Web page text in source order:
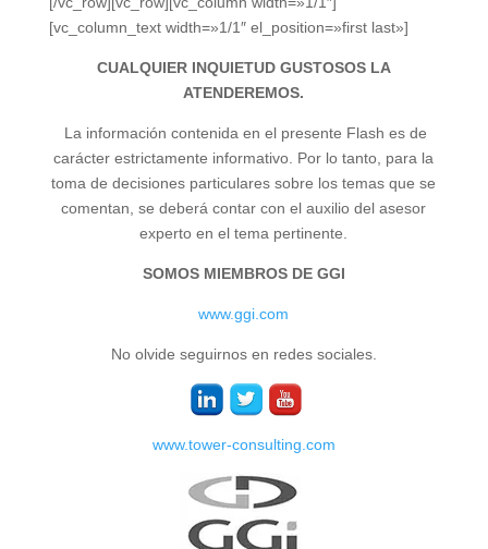
[vc_column_text width=»1/1″ el_position=»first last»]
CUALQUIER INQUIETUD GUSTOSOS LA
ATENDEREMOS.
La información contenida en el presente Flash es de
carácter estrictamente informativo. Por lo tanto, para la
toma de decisiones particulares sobre los temas que se
comentan, se deberá contar con el auxilio del asesor
experto en el tema pertinente.
SOMOS MIEMBROS DE GGI
www.ggi.com
No olvide seguirnos en redes sociales.
www.tower-consulting.com